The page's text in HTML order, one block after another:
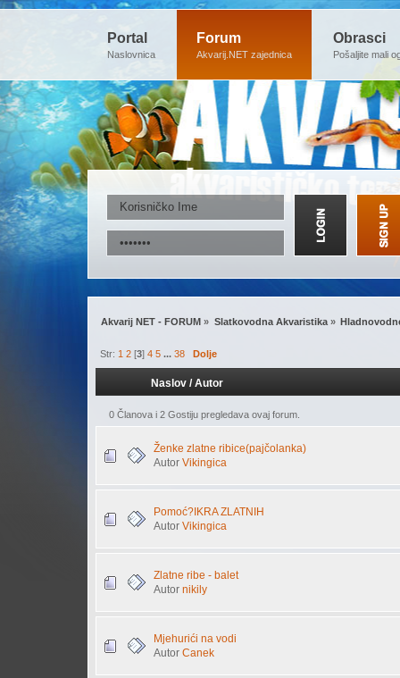
Portal
Naslovnica
Forum
Akvarij.NET zajednica
Obrasci
Pošaljite mali
Akvarij NET - FORUM » Slatkovodna Akvaristika»
Str:1 2 [3]4 5 ...38 Dolje
Naslov /Autor
0 Članova i 2 Gostiju pregledava ovaj forum.
Ženke zlatne ribice(pajčolanka)
Autor Vikingica
Pomoć?IKRA ZLATNIH
Autor Vikingica
Zlatne ribe - balet
Autor nikily
Mjehurići na vodi
Autor Canek